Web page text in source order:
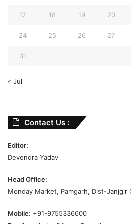
17 18 19 20
24 25 26 27
31
« Jul
Contact Us :
Editor:
Devendra Yadav
Head Office:
Monday Market, Pamgarh, Dist-Janjgir
Mobile: +91-9755336600